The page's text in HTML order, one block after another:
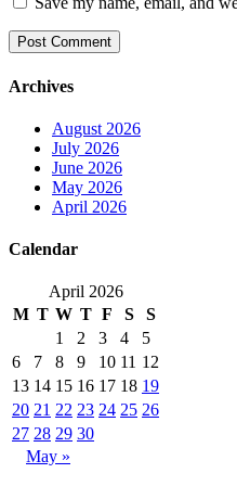
Archives
August 2026
July 2026
June 2026
May 2026
April 2026
Calendar
April 2026
M T W T F S
S
1
2 3 4
5
6
7 8 9 10 11 12
13 14 15 16 17 18 19
20 21 22 23 24 25 26
27 28 29 30
May »